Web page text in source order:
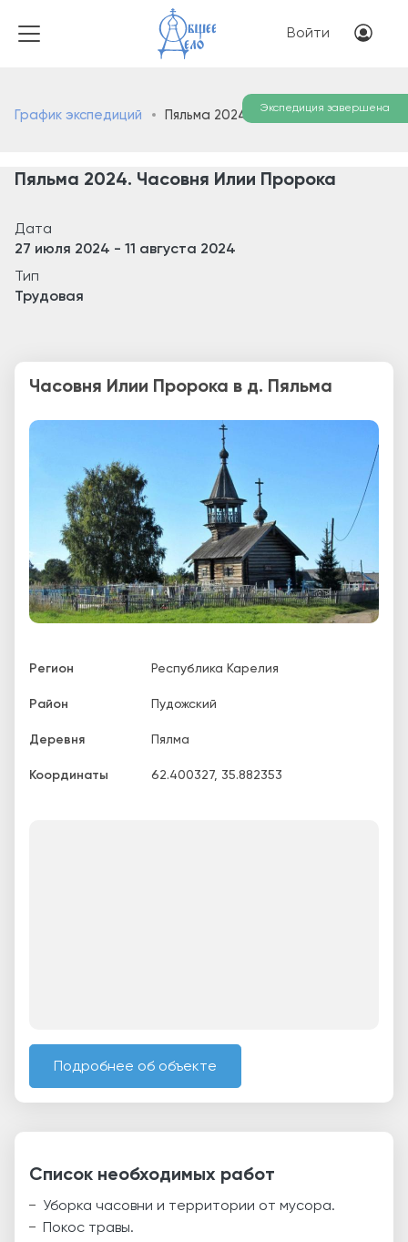
Меню
Войти
График экспедиций Пяльма 2024. Часовня Илии Пророка
Пяльма 2024. Часовня Илии Пророка
Экспедиция завершена
Дата
27 июля 2024 - 11 августа 2024
Тип
Трудовая
Часовня Илии Пророка в д. Пяльма
Регион Республика Карелия
Район Пудожский
Деревня Пялма
Координаты 62.400327, 35.882353
Подробнее об объекте
Список необходимых работ
Уборка часовни и территории от мусора.
Покос травы.